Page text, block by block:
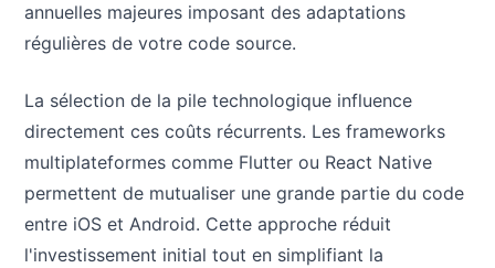
annuelles majeures imposant des adaptations
régulières de votre code source.
La sélection de la pile technologique influence
directement ces coûts récurrents. Les frameworks
multiplateformes comme Flutter ou React Native
permettent de mutualiser une grande partie du code
entre iOS et Android. Cette approche réduit
l'investissement initial tout en simplifiant la